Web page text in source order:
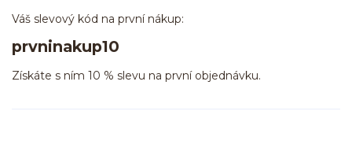
Váš slevový kód na první nákup:
prvninakup10
Získáte s ním 10 % slevu na první objednávku.